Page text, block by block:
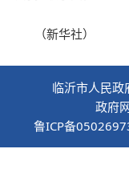
（新华社）
临沂市人民政
政府
鲁ICP备